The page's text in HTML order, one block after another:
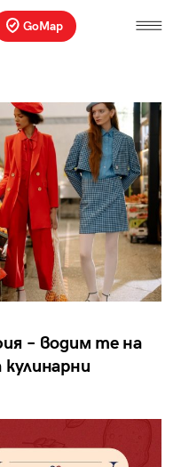
GoMap
– водим те на
кулинарни